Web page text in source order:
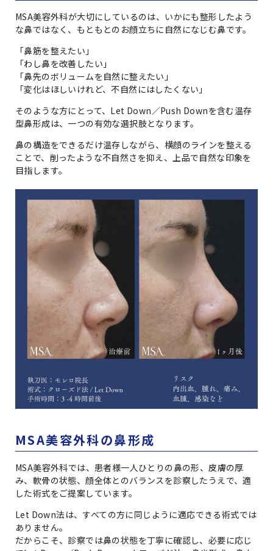
MSA美容外科が大切にしているのは、いかにも整形したよう
な鼻ではなく、もともとのお顔立ちに自然になじむ鼻です。
「鼻筋を整えたい」
「わし鼻を改善したい」
「鼻先のボリュームを自然に整えたい」
「変化はほしいけれど、不自然にはしたくない」
そのような方にとって、Let Down／Push Downを含む温存
型鼻形成は、一つの有効な選択肢となります。
鼻の構造をできるだけ温存しながら、横顔のラインを整える
ことで、削ったような不自然さを抑え、上品で自然な印象を
目指します。
MSA美容外科の鼻形成
MSA美容外科では、患者様一人ひとりの鼻の形、皮膚の厚
み、軟骨の状態、顔全体とのバランスを診察したうえで、適
した術式をご提案しています。
Let Down法は、すべての方に同じように適応できる術式では
ありません。
だからこそ、診察では鼻の状態を丁寧に確認し、必要に応じ